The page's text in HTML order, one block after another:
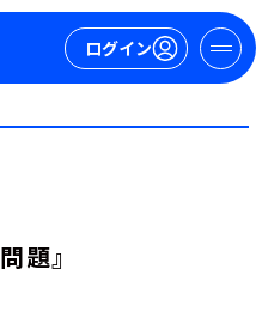
ログイン
題』